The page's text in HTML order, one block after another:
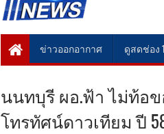
ข่าวออกอากาศ ดูสดช่อง
นนทบุรี ผอ.ฟ้า ไม่ท้อ
โทรทัศน์ดาวเทียม ปี